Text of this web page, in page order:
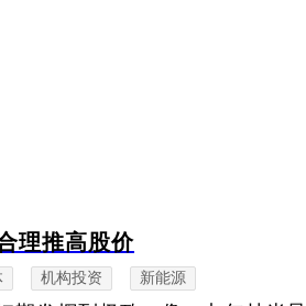
理推高股价
机构投资 新能源